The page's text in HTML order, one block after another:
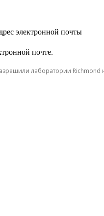
электронной почты
почте.
лаборатории Richmond